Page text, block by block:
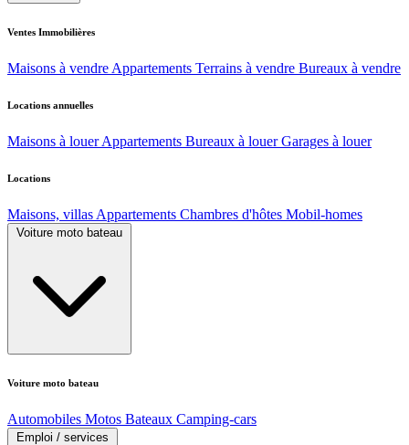
Ventes Immobilières
Maisons à vendre Appartements Terrains à vendre Bureaux à vendre
Locations annuelles
Maisons à louer Appartements Bureaux à louer Garages à louer
Locations
Maisons, villas Appartements Chambres d'hôtes Mobil-homes
Voiture moto bateau
Voiture moto bateau
Automobiles Motos Bateaux Camping-cars
Emploi / services